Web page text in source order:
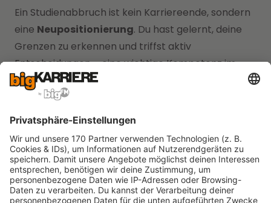
Ein Studienabbruch ist kein Karriereende, sondern
eine Neupositionierung. Du hast gelernt, deine
Grenzen zu erkennen und triffst aktiv
Entscheidungen – eine wichtige Kompetenz im
Berufsleben. Kläre zunächst die formalen
Angelegenheiten wie Exmatrikulation, BAföG,
Krankenversicherung und Kindergeld. Dann öffne
Ausbildung, direkter Jobeinstieg, Selbstständigkeit
oder Auszeit – es gibt viele Möglichkeiten, deinen
eigenen Weg zu finden. Kommuniziere offen mit
Familie, Arbeitgeber:innen und Freund:innen. Vor